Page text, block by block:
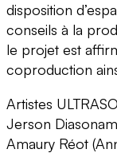
disposition
conseils à la
le projet est
coproduction
Artistes
Jerson
Amaury Réot